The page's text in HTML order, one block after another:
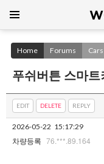
CONTENT
Home Forums Cars
푸쉬버튼 스마트
EDIT DELETE REPLY
2026-05-22 15:17:29
차량등록 76.***.89.164